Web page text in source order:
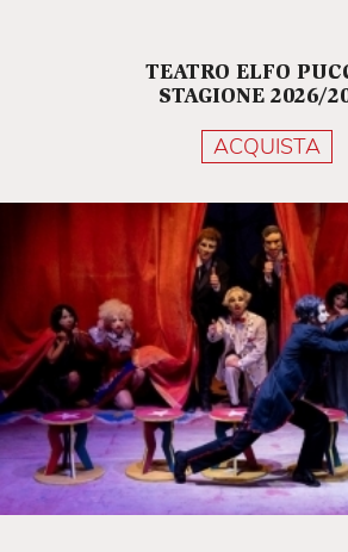
ACQUISTA
TEATRO ELFO
STAGIONE 2026/